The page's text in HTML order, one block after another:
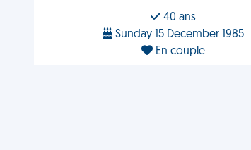
40 ans
Sunday 15 December 1985
En couple